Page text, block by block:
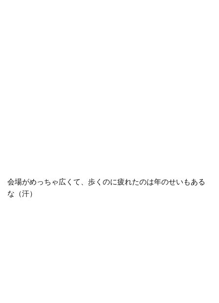
会場がめっちゃ広くて、歩くのに疲れたのは年のせいもある
な（汗）